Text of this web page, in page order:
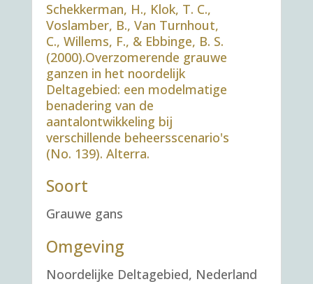
Schekkerman, H., Klok, T. C.,
Voslamber, B., Van Turnhout,
C., Willems, F., & Ebbinge, B. S.
(2000).Overzomerende grauwe
ganzen in het noordelijk
Deltagebied: een modelmatige
benadering van de
aantalontwikkeling bij
verschillende beheersscenario's
(No. 139). Alterra.
Soort
Grauwe gans
Omgeving
Noordelijke Deltagebied, Nederland